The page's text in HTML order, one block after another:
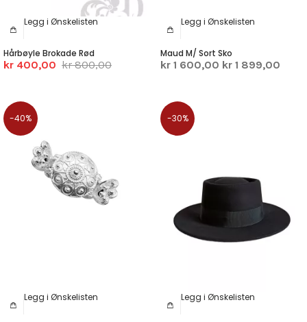
Legg i Ønskelisten
Hårbøyle Brokade Rød
kr 400,00 kr 800,00
Legg i Ønskelisten
Maud M/ Sort Sko
kr 1 600,00 kr 1 899,00
-40%
Legg i Ønskelisten
-30%
Legg i Ønskelisten